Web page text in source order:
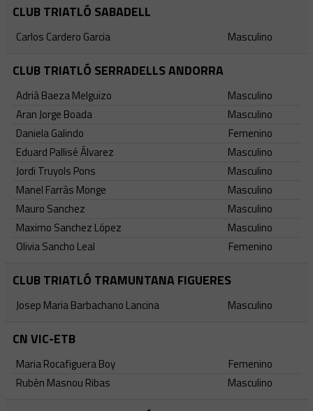
CLUB TRIATLÓ SABADELL
Carlos Cardero Garcia Masculino
CLUB TRIATLÓ SERRADELLS ANDORRA
Adrià Baeza Melguizo
Masculino
Aran Jorge Boada
Masculino
Daniela Galindo
Femenino
Eduard Pallisé Álvarez
Masculino
Jordi Truyols Pons
Masculino
Manel Farràs Monge
Masculino
Mauro Sanchez
Masculino
Maximo Sanchez López
Masculino
Olivia Sancho Leal
Femenino
CLUB TRIATLÓ TRAMUNTANA FIGUERES
Josep Maria Barbachano Lancina Masculino
CN VIC-ETB
Maria Rocafiguera Boy
Femenino
Rubèn Masnou Ribas
Masculino